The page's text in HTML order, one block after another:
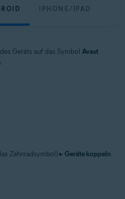
IPHONE/IPAD
Geräts auf das Symbol Avast
Zahnradsymbol) ▸ Geräte koppeln.